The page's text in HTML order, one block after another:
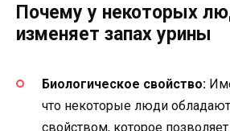
Почему у некоторых
изменяет запах урины
Биологическое свойство:
что некоторые люди
свойством, которое